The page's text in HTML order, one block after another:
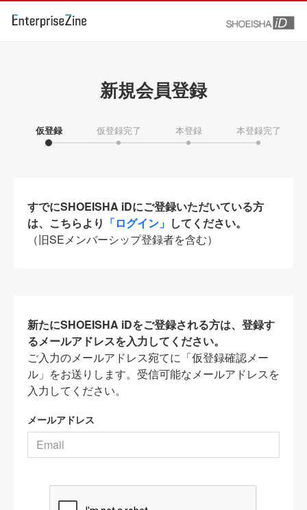
新規会員登録
仮登録 仮登録完了 本登録 本登録完了
すでにSHOEISHA iDにご登録いただいている方
は、こちらより 「ログイン」 してください。
（旧SEメンバーシップ登録者を含む）
新たにSHOEISHA iDをご登録される方は、登録す
るメールアドレスを入力してください。
ご入力のメールアドレス宛てに「仮登録確認メー
ル」をお送りします。受信可能なメールアドレスを
入力してください。
メールアドレス